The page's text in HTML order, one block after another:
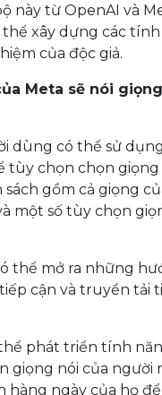
này từ OpenAI và
xây dựng các
của độc giả.
Meta sẽ nói
dùng có thể sử
tùy chọn chọn
sách gồm cả giọng
một số tùy chọn
thể mở ra những
cận và truyền tải
thể phát triển tính
giọng nói của người
hàng ngày của họ